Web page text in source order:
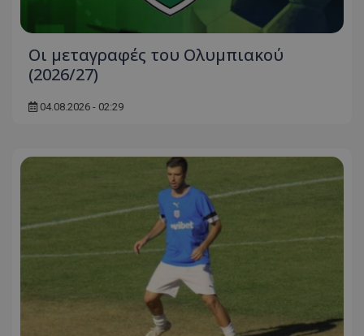
Οι μεταγραφές του Ολυμπιακού
(2026/27)
04.08.2026 - 02:29